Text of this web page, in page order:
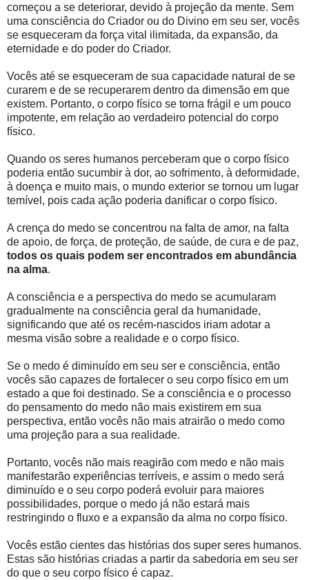
começou a se deteriorar, devido à projeção da mente. Sem
uma consciência do Criador ou do Divino em seu ser, vocês
se esqueceram da força vital ilimitada, da expansão, da
eternidade e do poder do Criador.
Vocês até se esqueceram de sua capacidade natural de se
curarem e de se recuperarem dentro da dimensão em que
existem. Portanto, o corpo físico se torna frágil e um pouco
impotente, em relação ao verdadeiro potencial do corpo
físico.
Quando os seres humanos perceberam que o corpo físico
poderia então sucumbir à dor, ao sofrimento, à deformidade,
à doença e muito mais, o mundo exterior se tornou um lugar
temível, pois cada ação poderia danificar o corpo físico.
A crença do medo se concentrou na falta de amor, na falta
de apoio, de força, de proteção, de saúde, de cura e de paz,
todos os quais podem ser encontrados em abundância
na alma.
A consciência e a perspectiva do medo se acumularam
gradualmente na consciência geral da humanidade,
significando que até os recém-nascidos iriam adotar a
mesma visão sobre a realidade e o corpo físico.
Se o medo é diminuído em seu ser e consciência, então
vocês são capazes de fortalecer o seu corpo físico em um
estado a que foi destinado. Se a consciência e o processo
do pensamento do medo não mais existirem em sua
perspectiva, então vocês não mais atrairão o medo como
uma projeção para a sua realidade.
Portanto, vocês não mais reagirão com medo e não mais
manifestarão experiências terríveis, e assim o medo será
diminuído e o seu corpo poderá evoluir para maiores
possibilidades, porque o medo já não estará mais
restringindo o fluxo e a expansão da alma no corpo físico.
Vocês estão cientes das histórias dos super seres humanos.
Estas são histórias criadas a partir da sabedoria em seu ser
do que o seu corpo físico é capaz.